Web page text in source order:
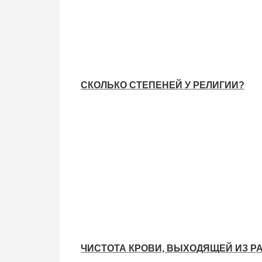
СКОЛЬКО СТЕПЕНЕЙ У РЕЛИГИИ?
ЧИСТОТА КРОВИ, ВЫХОДЯЩЕЙ ИЗ